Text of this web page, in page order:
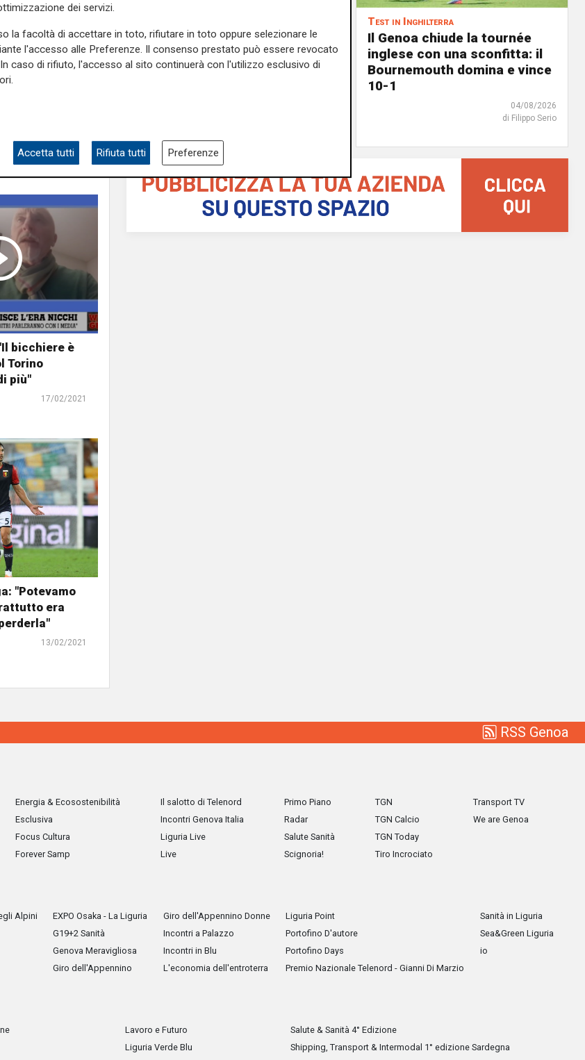
bicchiere è
Torino
più"
17/02/2021
"Potevamo
era
13/02/2021
Genoa, sprint abbonamenti:
superata quota 20mila rinnovi
Test in Inghilterra
Il Genoa chiude la tournée
inglese con una sconfitta: il
Bournemouth domina e vince
10-1
04/08/2026
di Filippo Serio
RSS Genoa
Energia & Ecosostenibilità
Esclusiva
Focus Cultura
Forever Samp
Il salotto di Telenord
Incontri Genova Italia
Liguria Live
Live
Primo Piano
Radar
Salute Sanità
Scignoria!
TGN
TGN Calcio
TGN Today
Tiro Incrociato
Transport TV
We are Genoa
Alpini
EXPO Osaka - La Liguria
G19+2 Sanità
Genova Meravigliosa
Giro dell'Appennino
Giro dell'Appennino Donne
Incontri a Palazzo
Incontri in Blu
L'economia dell'entroterra
Liguria Point
Portofino D'autore
Portofino Days
Premio Nazionale Telenord - Gianni Di Marzio
Sanità in Liguria
Sea&Green Liguria
io
Lavoro e Futuro
Liguria Verde Blu
Salute & Sanità 4° Edizione
Shipping, Transport & Intermodal 1° edizione Sardegna
dei servizi.
la facoltà di accettare in toto, rifiutare in toto oppure selezionare le
l'accesso alle Preferenze. Il consenso prestato può essere revocato
caso di rifiuto, l'accesso al sito continuerà con l'utilizzo esclusivo di
Accetta tutti Rifiuta tutti Preferenze